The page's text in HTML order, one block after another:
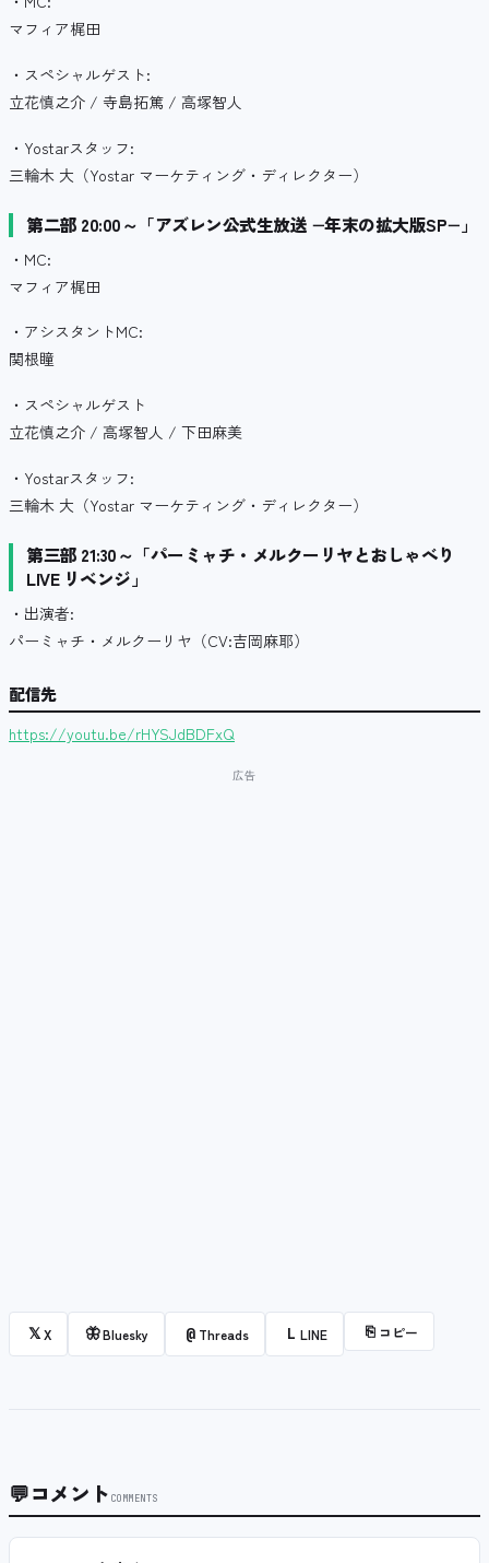
マフィア梶田
・スペシャルゲスト:
立花慎之介 / 寺島拓篤 / 高塚智人
・Yostarスタッフ:
三輪木 大（Yostar マーケティング・ディレクター）
第二部 20:00～「アズレン公式生放送 −年末の拡大版SP−」
・MC:
マフィア梶田
・アシスタントMC:
関根瞳
・スペシャルゲスト
立花慎之介 / 高塚智人 / 下田麻美
・Yostarスタッフ:
三輪木 大（Yostar マーケティング・ディレクター）
第三部 21:30～「パーミャチ・メルクーリヤとおしゃべり
LIVE リベンジ」
・出演者:
パーミャチ・メルクーリヤ（CV:吉岡麻耶）
配信先
https://youtu.be/rHYSJdBDFxQ
𝕏X 🦋Bluesky @ Threads L LINE ⎘ コピー
💬コメント COMMENTS